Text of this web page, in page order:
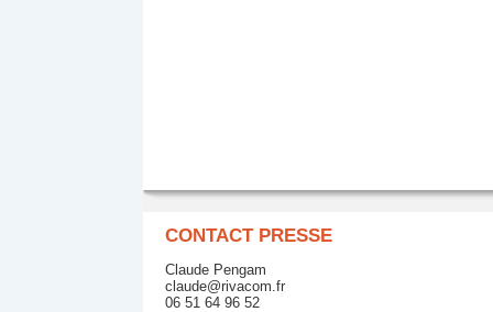
CONTACT PRESSE
Claude Pengam
claude@rivacom.fr
06 51 64 96 52